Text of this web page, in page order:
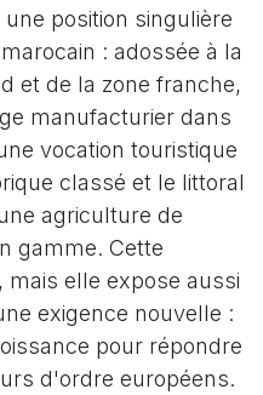
position singulière
: adossée à la
et de la zone franche,
manufacturier dans
vocation touristique
classé et le littoral
agriculture de
gamme. Cette
elle expose aussi
exigence nouvelle :
pour répondre
d'ordre européens.